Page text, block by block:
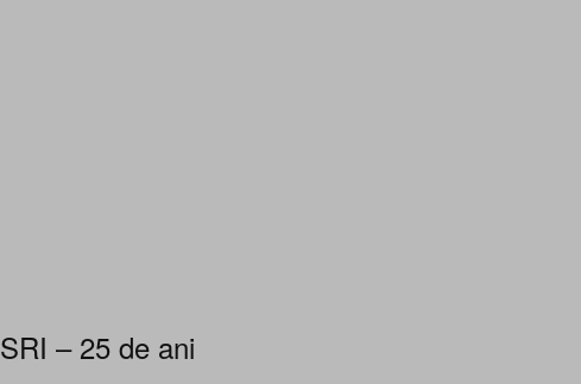
SRI – 25 de ani